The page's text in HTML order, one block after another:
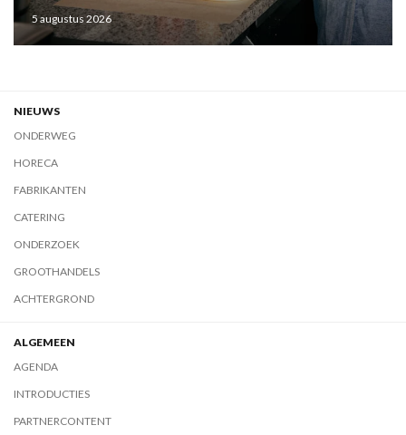
5 augustus 2026
NIEUWS
ONDERWEG
HORECA
FABRIKANTEN
CATERING
ONDERZOEK
GROOTHANDELS
ACHTERGROND
ALGEMEEN
AGENDA
INTRODUCTIES
PARTNERCONTENT